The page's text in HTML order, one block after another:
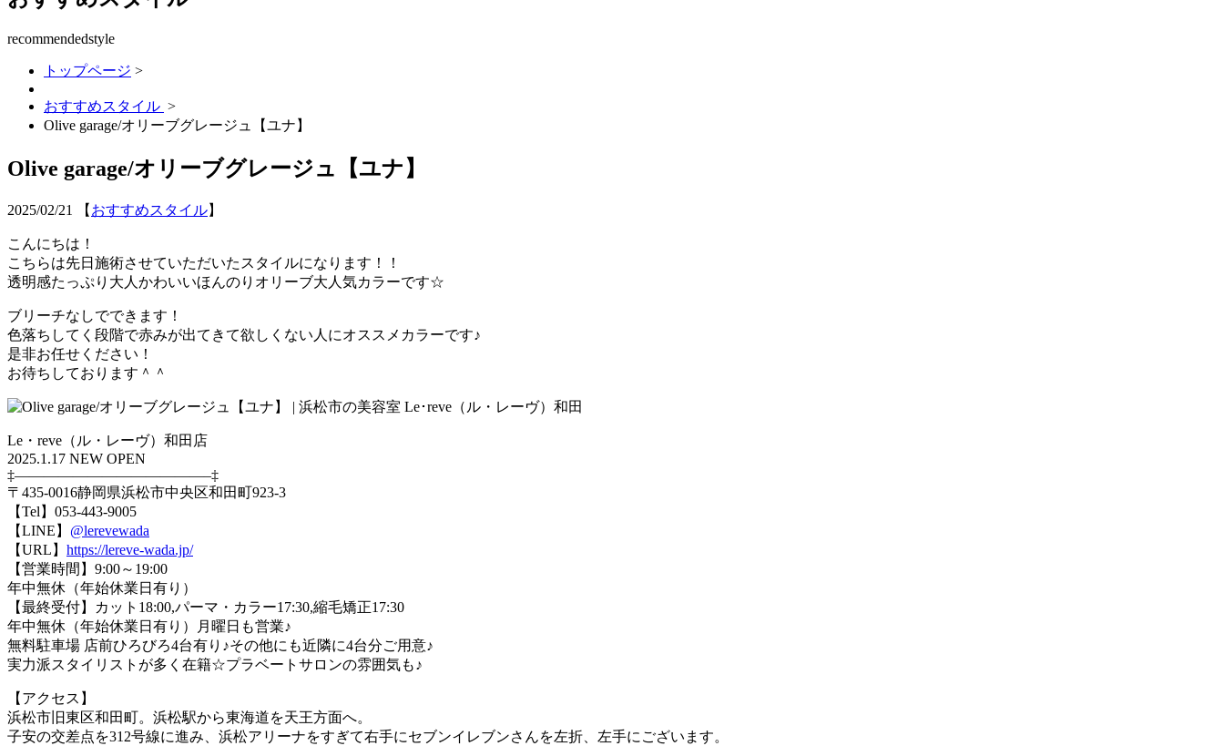
recommendedstyle
トップページ >
おすすめスタイル >
Olive garage/オリーブグレージュ【ユナ】
Olive garage/オリーブグレージュ【ユナ】
2025/02/21 【 おすすめスタイル】
こんにちは！
こちらは先日施術させていただいたスタイルになります！！
透明感たっぷり大人かわいいほんのりオリーブ大人気カラーです☆
ブリーチなしでできます！
色落ちしてく段階で赤みが出てきて欲しくない人にオススメカラーです♪
是非お任せください！
お待ちしております＾＾
Le・reve（ル・レーヴ）和田店
2025.1.17 NEW OPEN
‡—————————————–‡
〒435-0016静岡県浜松市中央区和田町923-3
【Tel】053-443-9005
【LINE】 @lerevewada
【URL】 https://lereve-wada.jp/
【営業時間】9:00～19:00
年中無休（年始休業日有り）
【最終受付】カット18:00,パーマ・カラー17:30,縮毛矯正17:30
年中無休（年始休業日有り）月曜日も営業♪
無料駐車場 店前ひろびろ4台有り♪その他にも近隣に4台分ご用意♪
実力派スタイリストが多く在籍☆プラベートサロンの雰囲気も♪
【アクセス】
浜松市旧東区和田町。浜松駅から東海道を天王方面へ。
子安の交差点を312号線に進み、浜松アリーナをすぎて右手にセブンイレブンさんを左折、左手にございます。